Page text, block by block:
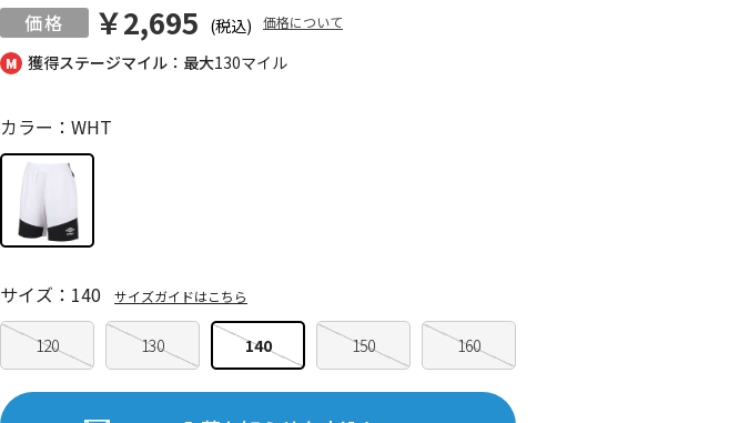
獲得ステージマイル：最大130マイル
￥2,695 (税込) 価格について
カラー：WHT
120 130 140 150 160
サイズ：140 サイズガイドはこちら